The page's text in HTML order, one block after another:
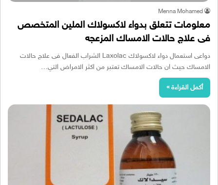
Menna Mohamed
معلومات تتعلق بدواء لاكسولاك الملين المتخصص
فى علاج حالات الامساك المزعجه
دواعى استعمال دواء لاكسولاك Laxolac الشراب الفعال فى علاج حالات
الامساك حيث ان حالات الامساك تعتبر من اكثر الامراض التي…
أكمل القراءة »